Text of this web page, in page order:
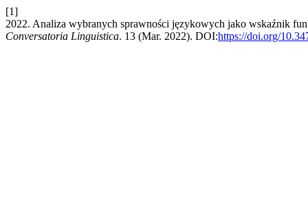
[1]
2022. Analiza wybranych sprawności językowych jako wskaźnik
Conversatoria Linguistica. 13 (Mar. 2022). DOI:https://doi.org/